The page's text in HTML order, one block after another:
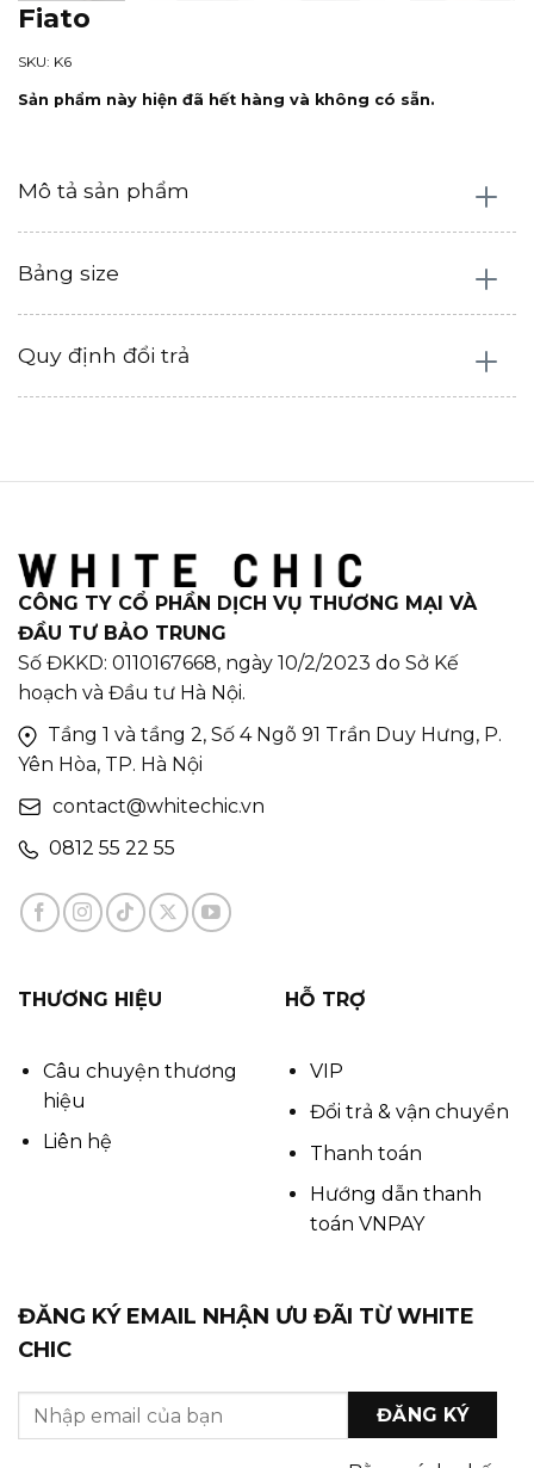
Fiato
SKU: K6
Sản phẩm này hiện đã hết hàng và không có sẵn.
Mô tả sản phẩm
Bảng size
Quy định đổi trả
CÔNG TY CỔ PHẦN DỊCH VỤ THƯƠNG MẠI VÀ
ĐẦU TƯ BẢO TRUNG
Số ĐKKD: 0110167668, ngày 10/2/2023 do Sở Kế
hoạch và Đầu tư Hà Nội.
Tầng 1 và tầng 2, Số 4 Ngõ 91 Trần Duy Hưng, P.
Yên Hòa, TP. Hà Nội
contact@whitechic.vn
0812 55 22 55
THƯƠNG HIỆU
Câu chuyện thương
hiệu
Liên hệ
HỖ TRỢ
VIP
Đổi trả & vận chuyển
Thanh toán
Hướng dẫn thanh
toán VNPAY
ĐĂNG KÝ EMAIL NHẬN ƯU ĐÃI TỪ WHITE
CHIC